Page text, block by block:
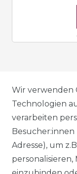
Wir verwenden
Technologien
verarbeiten
Besucher:innen
Adresse), um